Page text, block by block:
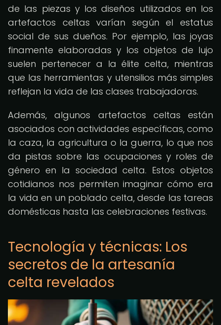
de las piezas y los diseños utilizados en los
artefactos celtas varían según el estatus
social de sus dueños. Por ejemplo, las joyas
finamente elaboradas y los objetos de lujo
suelen pertenecer a la élite celta, mientras
que las herramientas y utensilios más simples
reflejan la vida de las clases trabajadoras.
Además, algunos artefactos celtas están
asociados con actividades específicas, como
la caza, la agricultura o la guerra, lo que nos
da pistas sobre las ocupaciones y roles de
género en la sociedad celta. Estos objetos
cotidianos nos permiten imaginar cómo era
la vida en un poblado celta, desde las tareas
domésticas hasta las celebraciones festivas.
Tecnología y técnicas: Los
secretos de la artesanía
celta revelados